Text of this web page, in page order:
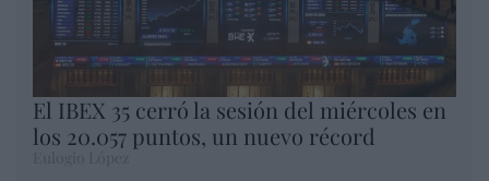
El IBEX 35 cerró la sesión del miércoles en
los 20.057 puntos, un nuevo récord